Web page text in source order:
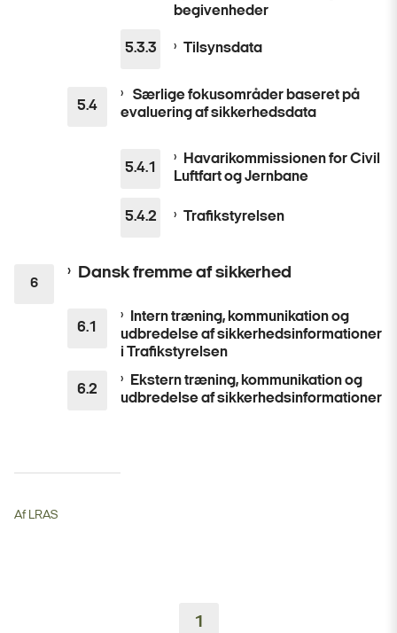
begivenheder
Tilsynsdata
Særlige fokusområder baseret på
evaluering af sikkerhedsdata
Havarikommissionen for Civil
Luftfart og Jernbane
Trafikstyrelsen
Dansk fremme af sikkerhed
Intern træning, kommunikation og
udbredelse af sikkerhedsinformationer
i Trafikstyrelsen
Ekstern træning, kommunikation og
udbredelse af sikkerhedsinformationer
Af LRAS
1